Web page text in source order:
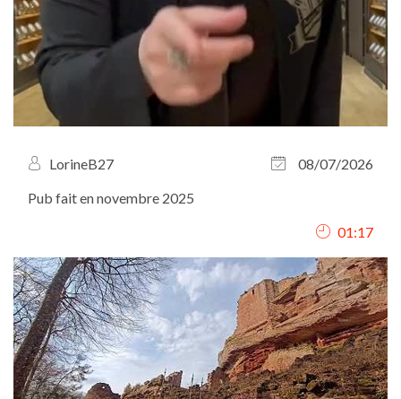
LorineB27
08/07/2026
Pub fait en novembre 2025
01:17